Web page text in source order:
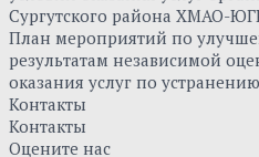
Сургутского района ХМАО-
План мероприятий по
результатам независимой
оказания услуг по
Контакты
Контакты
Оцените нас